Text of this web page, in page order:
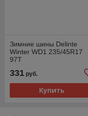
Зимние шины Delinte
Winter WD1 235/45R17
97T
331 руб.
Купить